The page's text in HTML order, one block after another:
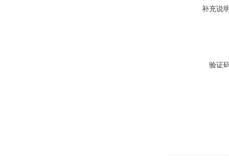
补充说
验证